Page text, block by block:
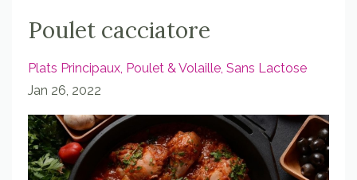
Poulet cacciatore
Plats Principaux Poulet & Volaille Sans Lactose
Jan 26, 2022